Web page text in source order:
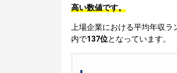
高い数値です。
上場企業における平均年収
内で137位となっています。